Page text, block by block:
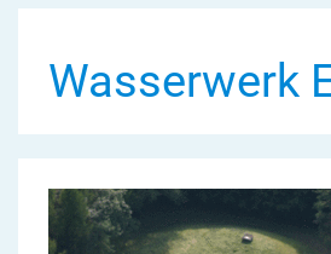
Wasserwerk